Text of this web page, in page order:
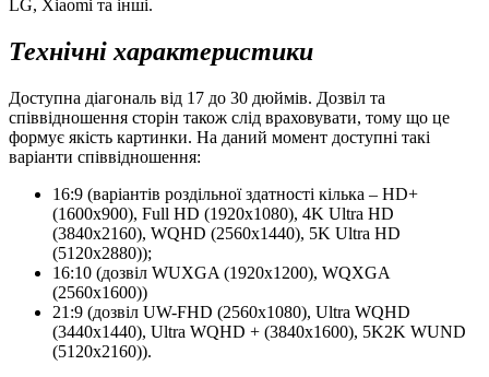
LG, Xiaomi та інші.
Технічні характеристики
Доступна діагональ від 17 до 30 дюймів. Дозвіл та
співвідношення сторін також слід враховувати, тому що це
формує якість картинки. На даний момент доступні такі
варіанти співвідношення:
16:9 (варіантів роздільної здатності кілька – HD+
(1600x900), Full HD (1920x1080), 4K Ultra HD
(3840x2160), WQHD (2560x1440), 5K Ultra HD
(5120x2880));
16:10 (дозвіл WUXGA (1920x1200), WQXGA
(2560x1600))
21:9 (дозвіл UW-FHD (2560x1080), Ultra WQHD
(3440x1440), Ultra WQHD + (3840x1600), 5K2K WUND
(5120x2160)).